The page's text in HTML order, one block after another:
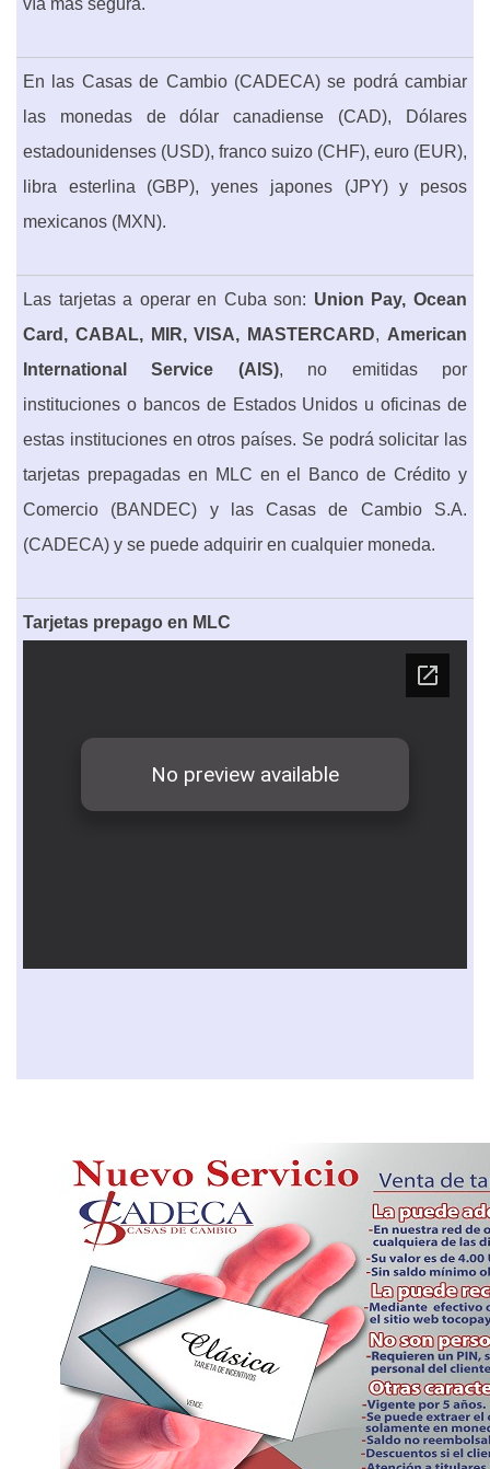
En las Casas de Cambio (CADECA) se podrá cambiar
las monedas de dólar canadiense (CAD), Dólares
estadounidenses (USD), franco suizo (CHF), euro (EUR),
libra esterlina (GBP), yenes japones (JPY) y pesos
mexicanos (MXN).
Las tarjetas a operar en Cuba son: Union Pay, Ocean
Card, CABAL, MIR,VISA, MASTERCARD, American
International Service (AIS), no emitidas por
instituciones o bancos de Estados Unidos u oficinas de
estas instituciones en otros países. Se podrá solicitar las
tarjetas prepagadas en MLC en el Banco de Crédito y
Comercio (BANDEC) y las Casas de Cambio S.A.
(CADECA) y se puede adquirir en cualquier moneda.
Tarjetas prepago en MLC